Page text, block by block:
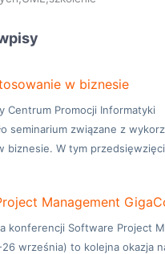
w biznesie
Centrum Promocji Informatyki
seminarium związane z
biznesie. W tym
Management
konferencji Software Project
września) to kolejna okazja